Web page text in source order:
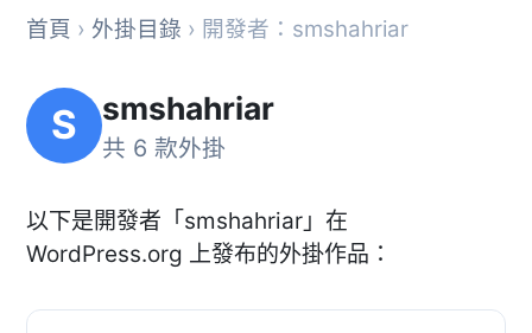
首頁 › 外掛目錄 › 開發者：smshahriar
S smshahriar
共 6 款外掛
以下是開發者「smshahriar」在
WordPress.org 上發布的外掛作品：